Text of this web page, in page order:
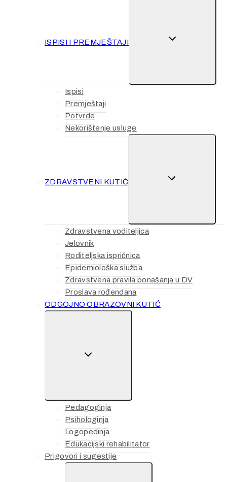
ISPISI I PREMJEŠTAJI
TOGGLE
Ispisi
Premještaji
Potvrde
Nekorištenje usluge
ZDRAVSTVENI KUTIĆ
TOGGLE
Zdravstvena voditeljica
Jelovnik
Roditeljska ispričnica
Epidemiološka služba
Zdravstvena pravila ponašanja u DV
Proslava rođendana
ODGOJNO OBRAZOVNI KUTIĆ
TOGGLE
Pedagoginja
Psihologinja
Logopedinja
Edukacijski rehabilitator
Prigovori i sugestije